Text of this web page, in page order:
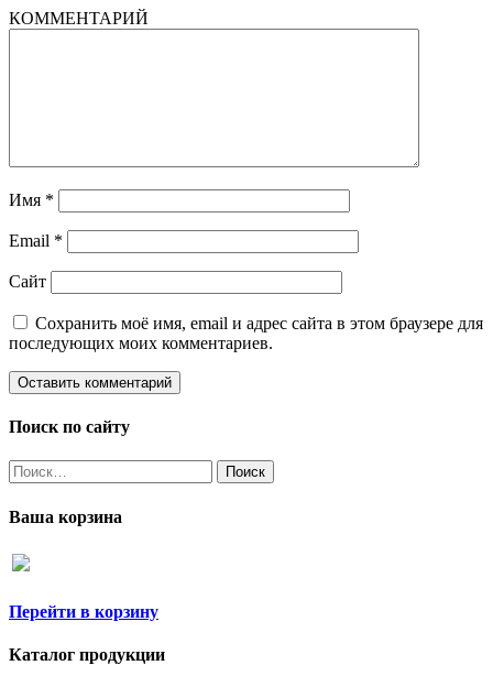
КОММЕНТАРИЙ
Имя *
Email *
Сайт
Сохранить моё имя, email и адрес сайта в этом браузере для
последующих моих комментариев.
Поиск по сайту
Найти:
Ваша корзина
Перейти в корзину
Каталог продукции